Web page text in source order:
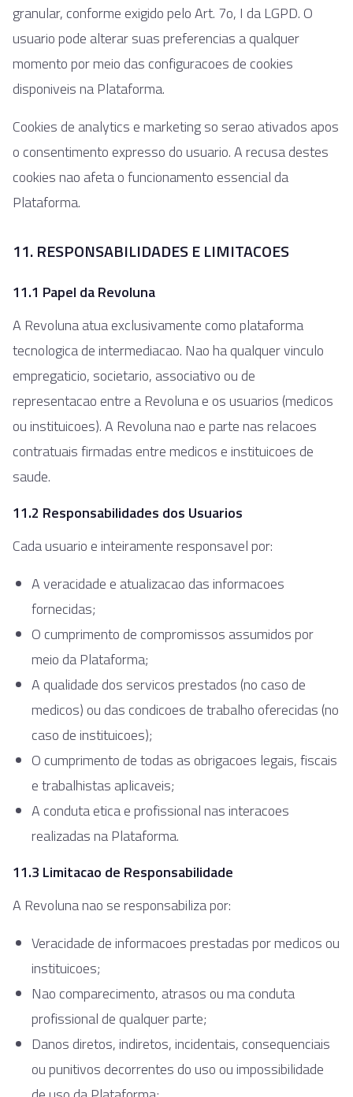
granular, conforme exigido pelo Art. 7o, I da LGPD. O
usuario pode alterar suas preferencias a qualquer
momento por meio das configuracoes de cookies
disponiveis na Plataforma.
Cookies de analytics e marketing so serao ativados apos
o consentimento expresso do usuario. A recusa destes
cookies nao afeta o funcionamento essencial da
Plataforma.
11. RESPONSABILIDADES E LIMITACOES
11.1 Papel da Revoluna
A Revoluna atua exclusivamente como plataforma
tecnologica de intermediacao. Nao ha qualquer vinculo
empregaticio, societario, associativo ou de
representacao entre a Revoluna e os usuarios (medicos
ou instituicoes). A Revoluna nao e parte nas relacoes
contratuais firmadas entre medicos e instituicoes de
saude.
11.2 Responsabilidades dos Usuarios
Cada usuario e inteiramente responsavel por:
A veracidade e atualizacao das informacoes
fornecidas;
O cumprimento de compromissos assumidos por
meio da Plataforma;
A qualidade dos servicos prestados (no caso de
medicos) ou das condicoes de trabalho oferecidas (no
caso de instituicoes);
O cumprimento de todas as obrigacoes legais, fiscais
e trabalhistas aplicaveis;
A conduta etica e profissional nas interacoes
realizadas na Plataforma.
11.3 Limitacao de Responsabilidade
A Revoluna nao se responsabiliza por:
Veracidade de informacoes prestadas por medicos ou
instituicoes;
Nao comparecimento, atrasos ou ma conduta
profissional de qualquer parte;
Danos diretos, indiretos, incidentais, consequenciais
ou punitivos decorrentes do uso ou impossibilidade